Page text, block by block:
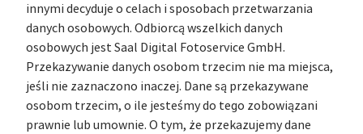
innymi decyduje o celach i sposobach przetwarzania
danych osobowych. Odbiorcą wszelkich danych
osobowych jest Saal Digital Fotoservice GmbH.
Przekazywanie danych osobom trzecim nie ma miejsca,
jeśli nie zaznaczono inaczej. Dane są przekazywane
osobom trzecim, o ile jesteśmy do tego zobowiązani
prawnie lub umownie. O tym, że przekazujemy dane